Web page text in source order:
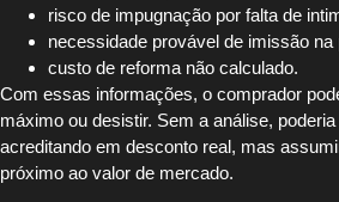
risco de impugnação por falta de
necessidade provável de imissão na
custo de reforma não calculado.
Com essas informações, o comprador
máximo ou desistir. Sem a análise,
acreditando em desconto real, mas
próximo ao valor de mercado.